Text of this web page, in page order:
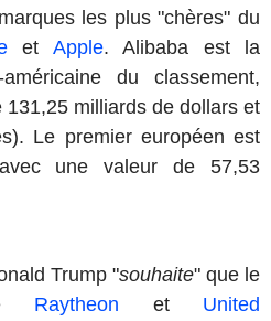
les plus "chères" du
et Apple. Alibaba est la
du classement,
milliards de dollars et
Le premier européen est
une valeur de 57,53
Trump "souhaite" que le
Raytheon et United